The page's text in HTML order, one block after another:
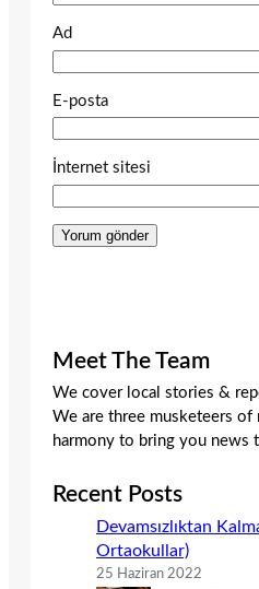
Ad
E-posta
İnternet sitesi
Meet The Team
We cover local stories &
We are three musketeers
harmony to bring you news
Recent Posts
Devamsızlıktan
Ortaokullar)
25 Haziran 2022